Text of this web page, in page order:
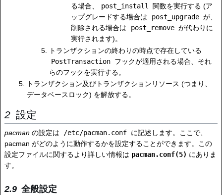
る場合、
post_install
関数を実行する (ア
ップグレードする場合は
post_upgrade が、
削除される場合は
post_remove が代わりに
実行されます)。
トランザクションの終わりの時点で存在している
PostTransaction フックが適用される場合、それ
らのフックを実行する。
トランザクション及びトランザクションリソース (つまり、
データベースロック) を解放する。
設定
pacman の設定は /etc/pacman.conf に記述します。ここで、
pacman がどのように動作するかを設定することができます。この
設定ファイルに関するより詳しい情報は pacman.conf(5) にありま
す。
全般設定